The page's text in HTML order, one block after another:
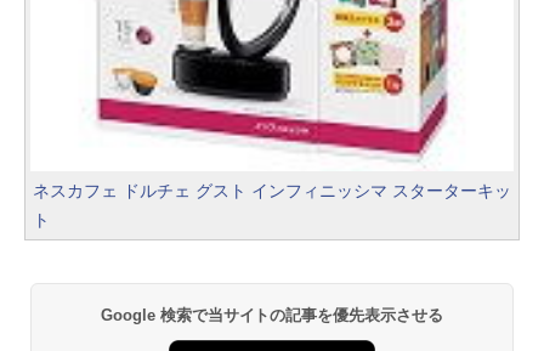
ネスカフェ ドルチェ グスト インフィニッシマ スターターキッ
ト
Google 検索で当サイトの記事を優先表示させる